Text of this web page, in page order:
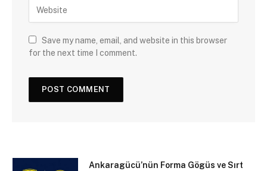
Save my name, email, and website in this browser
for the next time I comment.
Ankaragücü’nün Forma Gögüs ve Sırt